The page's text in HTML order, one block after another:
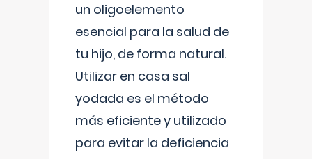
un oligoelemento
esencial para la salud de
tu hijo, de forma natural.
Utilizar en casa sal
yodada es el método
más eficiente y utilizado
para evitar la deficiencia